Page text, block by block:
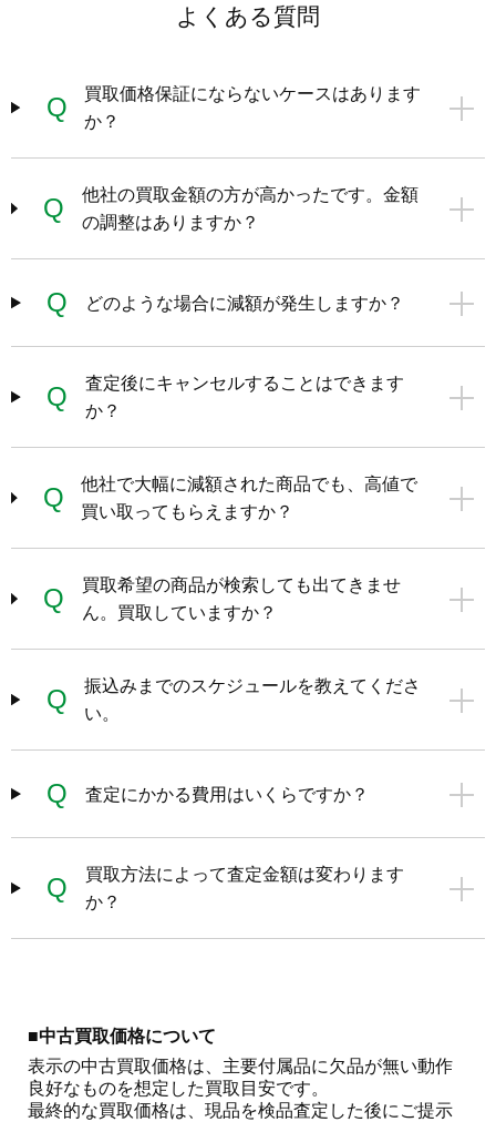
よくある質問
Q
買取価格保証にならないケースはあります
か？
Q
他社の買取金額の方が高かったです。金額
の調整はありますか？
Q どのような場合に減額が発生しますか？
Q
査定後にキャンセルすることはできます
か？
Q
他社で大幅に減額された商品でも、高値で
買い取ってもらえますか？
Q
買取希望の商品が検索しても出てきませ
ん。買取していますか？
Q
振込みまでのスケジュールを教えてくださ
い。
Q 査定にかかる費用はいくらですか？
Q
買取方法によって査定金額は変わります
か？
■中古買取価格について
表示の中古買取価格は、主要付属品に欠品が無い動作
良好なものを想定した買取目安です。
最終的な買取価格は、現品を検品査定した後にご提示